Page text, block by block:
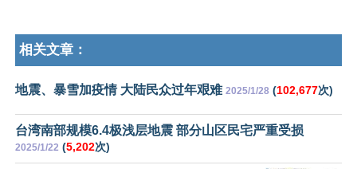
相关文章：
地震、暴雪加疫情 大陆民众过年艰难 2025/1/28 (102,677次)
台湾南部规模6.4极浅层地震 部分山区民宅严重受损
2025/1/22 (5,202次)